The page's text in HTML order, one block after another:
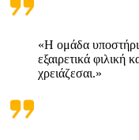
«Η ομάδα
εξαιρετικά φιλική
χρειάζεσαι.»